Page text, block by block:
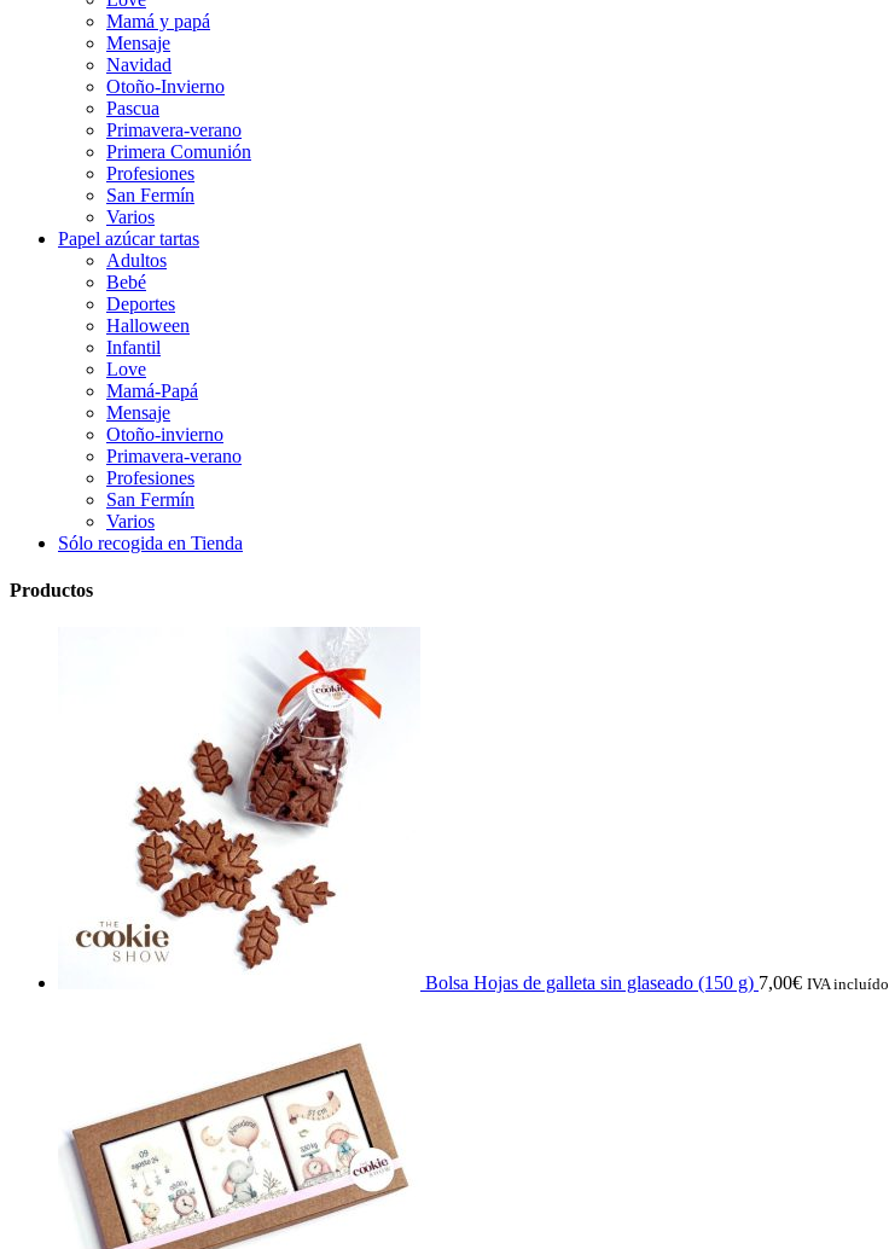
Mamá y papá
Mensaje
Navidad
Otoño-Invierno
Pascua
Primavera-verano
Primera Comunión
Profesiones
San Fermín
Varios
Papel azúcar tartas
Adultos
Bebé
Deportes
Halloween
Infantil
Love
Mamá-Papá
Mensaje
Otoño-invierno
Primavera-verano
Profesiones
San Fermín
Varios
Sólo recogida en Tienda
Productos
Bolsa Hojas de galleta sin glaseado (150 g) 7,00€ IVA incluído